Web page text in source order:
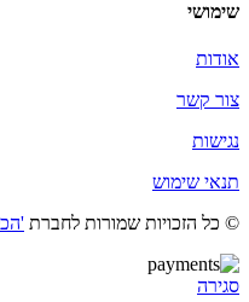
שימושי
אודות
צור קשר
נגישות
תנאי שימוש
© כל הזכויות שמורות לחברת
סגירה